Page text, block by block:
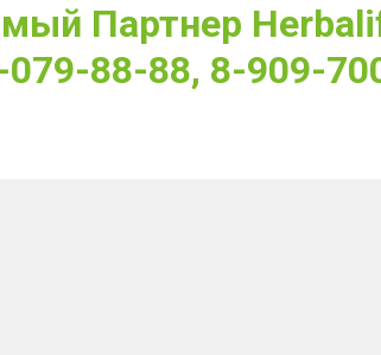
Партнер
88-88, 8-909-